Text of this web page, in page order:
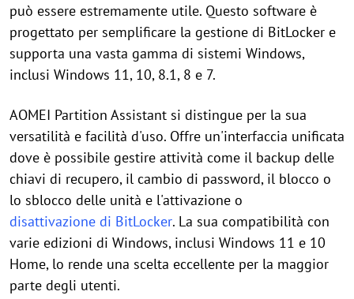
può essere estremamente utile. Questo software è
progettato per semplificare la gestione di BitLocker e
supporta una vasta gamma di sistemi Windows,
inclusi Windows 11, 10, 8.1, 8 e 7.
AOMEI Partition Assistant si distingue per la sua
versatilità e facilità d'uso. Offre un'interfaccia unificata
dove è possibile gestire attività come il backup delle
chiavi di recupero, il cambio di password, il blocco o
lo sblocco delle unità e l'attivazione o
disattivazione di BitLocker. La sua compatibilità con
varie edizioni di Windows, inclusi Windows 11 e 10
Home, lo rende una scelta eccellente per la maggior
parte degli utenti.